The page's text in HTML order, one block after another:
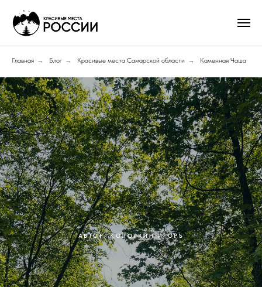
Главная → Блог → Красивые места Самарской области → Каменная Чаша
АВТОР: КОЛОТКИН ИГОРЬ